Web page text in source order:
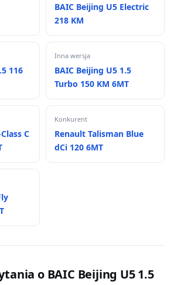
BAIC Beijing U5 Electric
218 KM
116
Inna wersja
BAIC Beijing U5 1.5
Turbo 150 KM 6MT
C
Konkurent
Renault Talisman Blue
dCi 120 6MT
o BAIC Beijing U5 1.5